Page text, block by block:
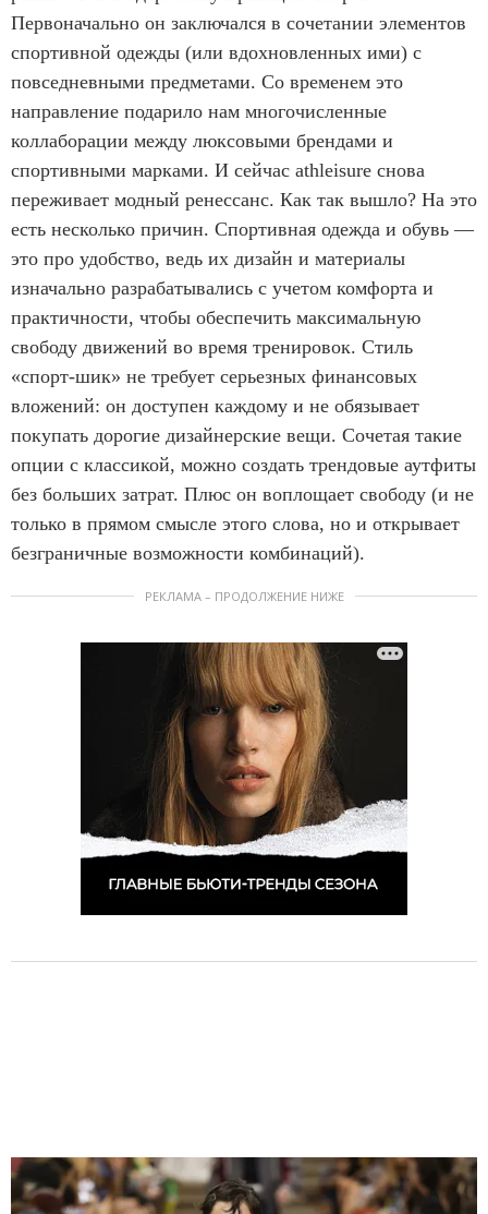
Первоначально он заключался в сочетании элементов
спортивной одежды (или вдохновленных ими) с
повседневными предметами. Со временем это
направление подарило нам многочисленные
коллаборации между люксовыми брендами и
спортивными марками. И сейчас athleisure снова
переживает модный ренессанс. Как так вышло? На это
есть несколько причин. Спортивная одежда и обувь —
это про удобство, ведь их дизайн и материалы
изначально разрабатывались с учетом комфорта и
практичности, чтобы обеспечить максимальную
свободу движений во время тренировок. Стиль
«спорт-шик» не требует серьезных финансовых
вложений: он доступен каждому и не обязывает
покупать дорогие дизайнерские вещи. Сочетая такие
опции с классикой, можно создать трендовые аутфиты
без больших затрат. Плюс он воплощает свободу (и не
только в прямом смысле этого слова, но и открывает
безграничные возможности комбинаций).
РЕКЛАМА – ПРОДОЛЖЕНИЕ НИЖЕ